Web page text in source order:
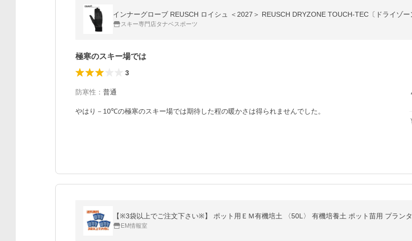
インナーグローブ REUSCH ロイシュ ＜2027＞ REUSCH DRYZONE TOUCH-TEC〔ドライゾ
スキー専門店タナベスポーツ
極寒のスキー場では
3
防寒性 ： 普通
やはり－10℃の極寒のスキー場では期待した程の暖かさは得られませんでした。
【※3袋以上でご注文下さい※】 ポット用ＥＭ有機培土 〈50L〉 有機培養土 ポット苗用 プラン
EM情報室